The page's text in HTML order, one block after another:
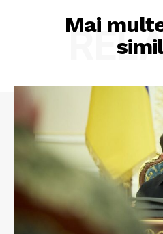
Mai